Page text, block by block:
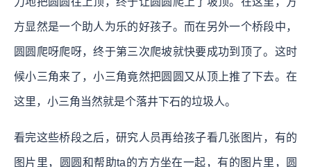
方显然是一个助人为乐的好孩子。而在另外一个桥段中，
圆圆爬呀爬呀，终于第三次爬坡就快要成功到顶了。这时
候小三角来了，小三角竟然把圆圆又从顶上推了下去。在
这里，小三角当然就是个落井下石的垃圾人。
看完这些桥段之后，研究人员再给孩子看几张图片，有的
图片里，圆圆和帮助ta的方方坐在一起，有的图片里，圆